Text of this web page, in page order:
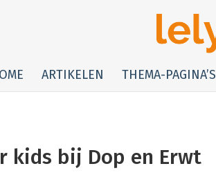
ARTIKELEN THEMA-PAGINA’S
kids bij Dop en Erwt